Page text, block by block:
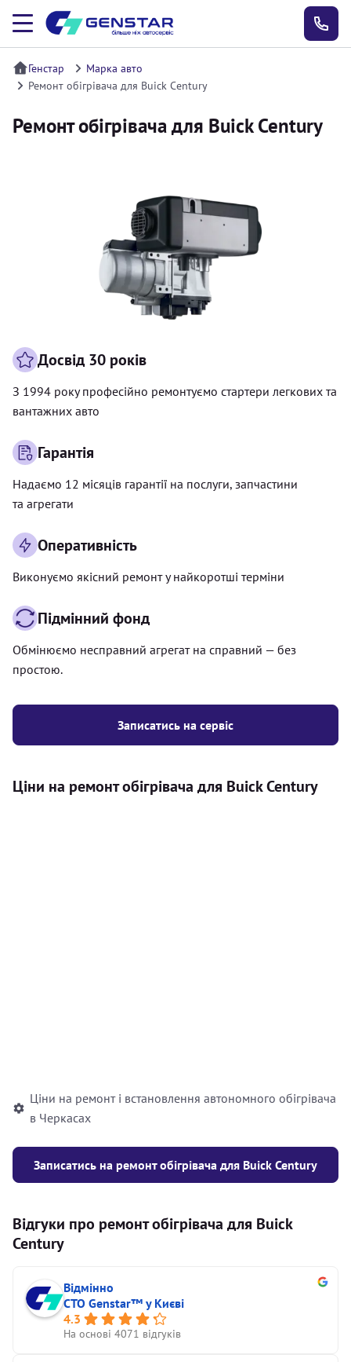
Генстар
Марка авто
Ремонт обігрівача для Buick Century
Ремонт обігрівача для Buick Century
Записатись на сервіс
Досвід 30 років
З 1994 року професійно ремонтуємо стартери легкових та
вантажних авто
Гарантія
Надаємо 12 місяців гарантії на послуги, запчастини
та агрегати
Оперативність
Виконуємо якісний ремонт у найкоротші терміни
Підмінний фонд
Обмінюємо несправний агрегат на справний — без
простою.
Ціни на ремонт обігрівача для Buick Century
Ціни на ремонт і встановлення автономного обігрівача
в Черкасах
Записатись на ремонт обігрівача для Buick Century
Відгуки про ремонт обігрівача для Buick
Century
Відмінно
СТО Genstar™ у Києві
4.3
На основі 4071 відгуків